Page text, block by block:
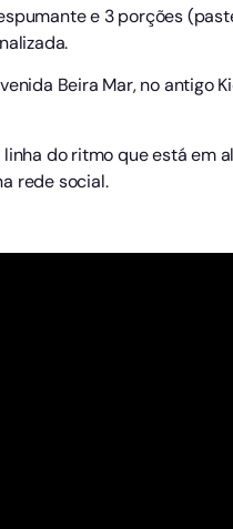
e 3 porções
Beira Mar, no antigo
do ritmo que está em
rede social.